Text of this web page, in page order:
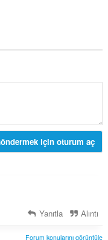
için oturum aç
Yanıtla Alıntı
Forum konularını görüntüle